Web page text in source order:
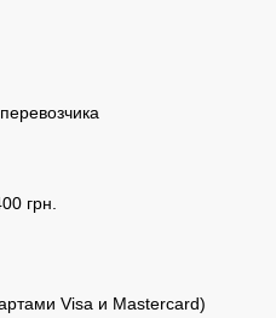
грн.
Visa и Mastercard)